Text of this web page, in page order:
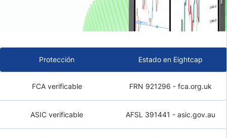
Protección Estado en Eightcap
FCA verificable FRN 921296 - fca.org.uk
ASIC verificable AFSL 391441 - asic.gov.au